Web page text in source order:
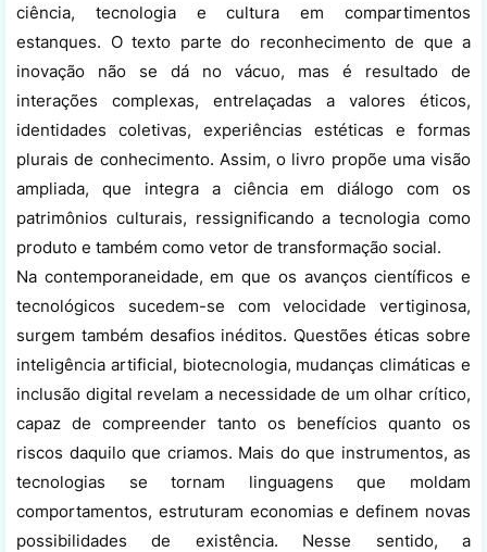
ciência, tecnologia e cultura em compartimentos
estanques. O texto parte do reconhecimento de que a
inovação não se dá no vácuo, mas é resultado de
interações complexas, entrelaçadas a valores éticos,
identidades coletivas, experiências estéticas e formas
plurais de conhecimento. Assim, o livro propõe uma visão
ampliada, que integra a ciência em diálogo com os
patrimônios culturais, ressignificando a tecnologia como
produto e também como vetor de transformação social.
Na contemporaneidade, em que os avanços científicos e
tecnológicos sucedem-se com velocidade vertiginosa,
surgem também desafios inéditos. Questões éticas sobre
inteligência artificial, biotecnologia, mudanças climáticas e
inclusão digital revelam a necessidade de um olhar crítico,
capaz de compreender tanto os benefícios quanto os
riscos daquilo que criamos. Mais do que instrumentos, as
tecnologias se tornam linguagens que moldam
comportamentos, estruturam economias e definem novas
possibilidades de existência. Nesse sentido, a